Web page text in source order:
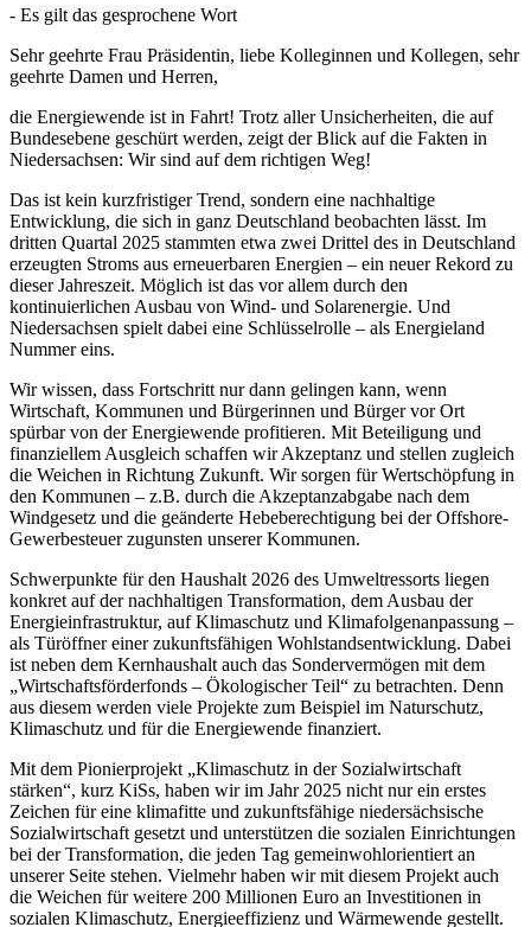
- Es gilt das gesprochene Wort
Sehr geehrte Frau Präsidentin, liebe Kolleginnen und Kollegen, sehr
geehrte Damen und Herren,
die Energiewende ist in Fahrt! Trotz aller Unsicherheiten, die auf
Bundesebene geschürt werden, zeigt der Blick auf die Fakten in
Niedersachsen: Wir sind auf dem richtigen Weg!
Das ist kein kurzfristiger Trend, sondern eine nachhaltige
Entwicklung, die sich in ganz Deutschland beobachten lässt. Im
dritten Quartal 2025 stammten etwa zwei Drittel des in Deutschland
erzeugten Stroms aus erneuerbaren Energien – ein neuer Rekord zu
dieser Jahreszeit. Möglich ist das vor allem durch den
kontinuierlichen Ausbau von Wind- und Solarenergie. Und
Niedersachsen spielt dabei eine Schlüsselrolle – als Energieland
Nummer eins.
Wir wissen, dass Fortschritt nur dann gelingen kann, wenn
Wirtschaft, Kommunen und Bürgerinnen und Bürger vor Ort
spürbar von der Energiewende profitieren. Mit Beteiligung und
finanziellem Ausgleich schaffen wir Akzeptanz und stellen zugleich
die Weichen in Richtung Zukunft. Wir sorgen für Wertschöpfung in
den Kommunen – z.B. durch die Akzeptanzabgabe nach dem
Windgesetz und die geänderte Hebeberechtigung bei der Offshore-
Gewerbesteuer zugunsten unserer Kommunen.
Schwerpunkte für den Haushalt 2026 des Umweltressorts liegen
konkret auf der nachhaltigen Transformation, dem Ausbau der
Energieinfrastruktur, auf Klimaschutz und Klimafolgenanpassung –
als Türöffner einer zukunftsfähigen Wohlstandsentwicklung. Dabei
ist neben dem Kernhaushalt auch das Sondervermögen mit dem
„Wirtschaftsförderfonds – Ökologischer Teil“ zu betrachten. Denn
aus diesem werden viele Projekte zum Beispiel im Naturschutz,
Klimaschutz und für die Energiewende finanziert.
Mit dem Pionierprojekt „Klimaschutz in der Sozialwirtschaft
stärken“, kurz KiSs, haben wir im Jahr 2025 nicht nur ein erstes
Zeichen für eine klimafitte und zukunftsfähige niedersächsische
Sozialwirtschaft gesetzt und unterstützen die sozialen Einrichtungen
bei der Transformation, die jeden Tag gemeinwohlorientiert an
unserer Seite stehen. Vielmehr haben wir mit diesem Projekt auch
die Weichen für weitere 200 Millionen Euro an Investitionen in
sozialen Klimaschutz, Energieeffizienz und Wärmewende gestellt.